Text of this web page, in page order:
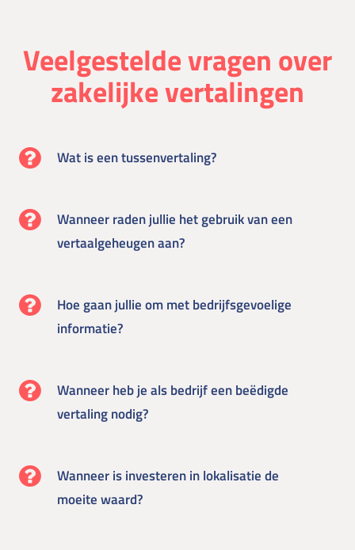
Veelgestelde vragen over
zakelijke vertalingen
Wat is een tussenvertaling?
Wanneer raden jullie het gebruik van een
vertaalgeheugen aan?
Hoe gaan jullie om met bedrijfsgevoelige
informatie?
Wanneer heb je als bedrijf een beëdigde
vertaling nodig?
Wanneer is investeren in lokalisatie de
moeite waard?